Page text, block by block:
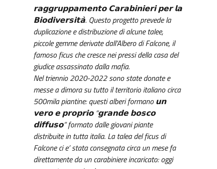
𝗿𝗮𝗴𝗴𝗿𝘂𝗽𝗽𝗮𝗺𝗲𝗻𝘁𝗼 𝗖𝗮𝗿𝗮𝗯𝗶𝗻𝗶𝗲𝗿𝗶 𝗽𝗲𝗿 𝗹𝗮
𝗕𝗶𝗼𝗱𝗶𝘃𝗲𝗿𝘀𝗶𝘁𝗮̀. Questo progetto prevede la
duplicazione e distribuzione di alcune talee,
piccole gemme derivate dall’Albero di Falcone, il
famoso ficus che cresce nei pressi della casa del
giudice assassinato dalla mafia.
Nel triennio 2020-2022 sono state donate e
messe a dimora su tutto il territorio italiano circa
500mila piantine: questi alberi formano 𝘂𝗻
𝘃𝗲𝗿𝗼 𝗲 𝗽𝗿𝗼𝗽𝗿𝗶𝗼 “𝗴𝗿𝗮𝗻𝗱𝗲 𝗯𝗼𝘀𝗰𝗼
𝗱𝗶𝗳𝗳𝘂𝘀𝗼” formato dalle giovani piante
distribuite in tutta italia. La talea del ficus di
Falcone ci e’ stata consegnata circa un mese fa
direttamente da un carabiniere incaricato: oggi